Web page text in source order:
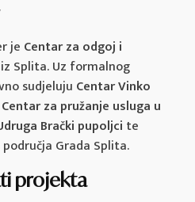
je Centar za odgoj i
iz Splita. Uz formalnog
sudjeluju Centar Vinko
Centar za pružanje usluga u
Brački pupoljci te
područja Grada Splita.
projekta